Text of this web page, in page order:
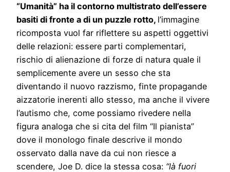
“Umanità” ha il contorno multistrato dell’essere
basiti di fronte a di un puzzle rotto, l’immagine
ricomposta vuol far riflettere su aspetti oggettivi
delle relazioni: essere parti complementari,
rischio di alienazione di forze di natura quale il
semplicemente avere un sesso che sta
diventando il nuovo razzismo, finte propagande
aizzatorie inerenti allo stesso, ma anche il vivere
l’autismo che, come possiamo rivedere nella
figura analoga che si cita del film “Il pianista”
dove il monologo finale descrive il mondo
osservato dalla nave da cui non riesce a
scendere, Joe D. dice la stessa cosa: “là fuori